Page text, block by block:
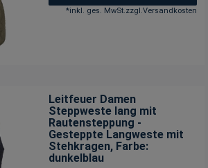
*inkl. ges. MwSt. zzgl. Versandkosten
Leitfeuer Damen
Steppweste lang mit
Rautensteppung -
Gesteppte Langweste mit
Stehkragen, Farbe:
dunkelblau